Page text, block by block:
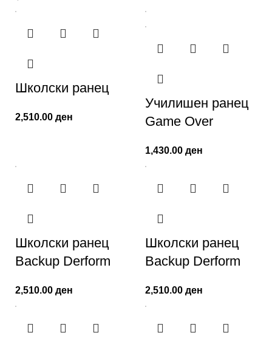
Школски ранец
2,510.00 ден
Училишен ранец
Game Over
1,430.00 ден
Школски ранец
Backup Derform
2,510.00 ден
Школски ранец
Backup Derform
2,510.00 ден